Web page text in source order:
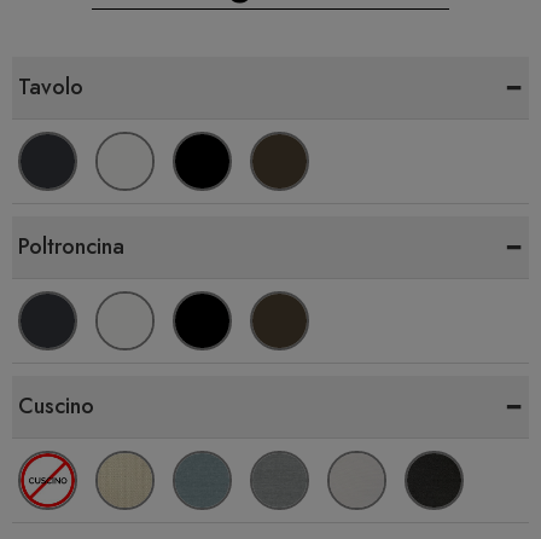
Tavolo -
Poltroncina -
Cuscino -